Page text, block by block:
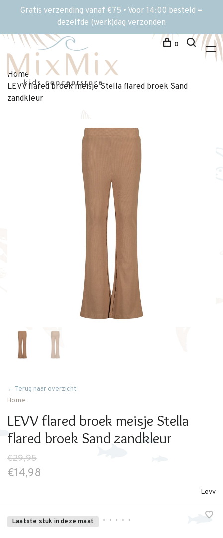
Gratis verzending vanaf €75 • Voor 14:00 besteld =
dezelfde (werk)dag verzonden
0
Home
LEVV flared broek meisje Stella flared broek Sand
zandkleur
← Terug naar overzicht
Home
LEVV flared broek meisje Stella
flared broek Sand zandkleur
€29,95
€14,98
Levv
Laatste stuk in deze maat • • • • •